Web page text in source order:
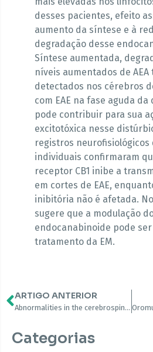
desses pacientes, efeito
aumento da síntese e à
degradação desse
Síntese aumentada,
níveis aumentados de
detectados nos cérebros
com EAE na fase aguda da
pode contribuir para sua
excitotóxica nesse
registros neurofisiológicos
individuais confirmaram
receptor CB1 inibe a
em cortes de EAE,
inibitória não é afetada.
sugere que a modulação
endocanabinoide pode
tratamento da EM.
ARTIGO ANTERIOR
Abnormalities in the cerebrospinal fluid levels of endocannabinoids in multiple sclerosis
Categorias